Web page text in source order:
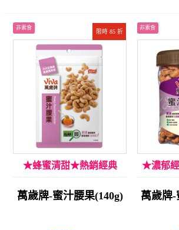
限時 85 折
非素食
★蜂蜜清甜★熱銷經典
萬歲牌-蜜汁腰果(140g)
非素食
★濃郁
萬歲牌-